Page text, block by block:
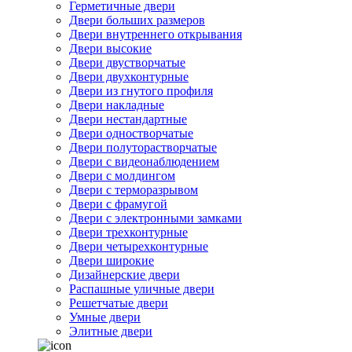
Герметичные двери
Двери больших размеров
Двери внутреннего открывания
Двери высокие
Двери двустворчатые
Двери двухконтурные
Двери из гнутого профиля
Двери накладные
Двери нестандартные
Двери одностворчатые
Двери полуторастворчатые
Двери с видеонаблюдением
Двери с молдингом
Двери с терморазрывом
Двери с фрамугой
Двери с электронными замками
Двери трехконтурные
Двери четырехконтурные
Двери широкие
Дизайнерские двери
Распашные уличные двери
Решетчатые двери
Умные двери
Элитные двери